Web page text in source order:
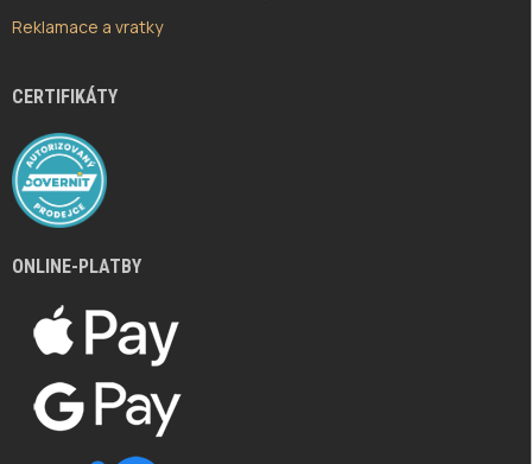
Reklamace a vratky
CERTIFIKÁTY
ONLINE-PLATBY